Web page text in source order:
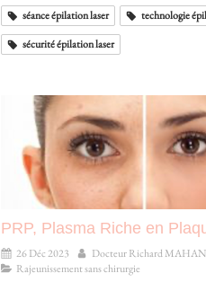
séance épilation laser
technologie
sécurité épilation laser
PRP, Plasma Riche en
26 Déc 2023
Docteur Richard
Rajeunissement sans chirurgie